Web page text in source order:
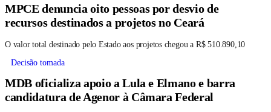
MPCE denuncia oito pessoas por desvio de
recursos destinados a projetos no Ceará
O valor total destinado pelo Estado aos projetos chegou a R$ 510.890,10
Decisão tomada
MDB oficializa apoio a Lula e Elmano e barra
candidatura de Agenor à Câmara Federal